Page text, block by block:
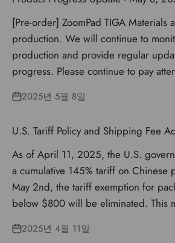
[Pre-order] ZoomPad TIGA Materials
production. We will continue to
production and provide regular
progress. Please continue to pay
2025년 5월 8일
U.S. Tariff Policy and Shipping Fee
As of April 11, 2025, the U.S.
a cumulative 145% tariff on Chinese
May 2nd, the tariff exemption for
below $800 will be eliminated. This
2025년 4월 11일